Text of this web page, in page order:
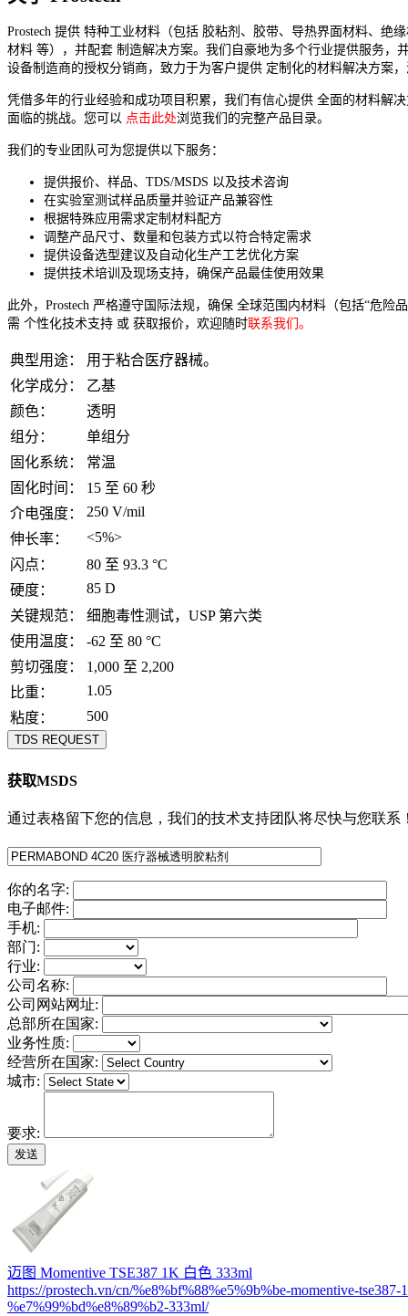
Prostech 提供 特种工业材料（包括 胶粘剂、胶带、导热界面材料、绝
材料 等），并配套 制造解决方案。我们自豪地为多个行业提供服务，
设备制造商的授权分销商，致力于为客户提供 定制化的材料解决方案
凭借多年的行业经验和成功项目积累，我们有信心提供 全面的材料解
面临的挑战。您可以 点击此处浏览我们的完整产品目录。
我们的专业团队可为您提供以下服务：
提供报价、样品、TDS/MSDS 以及技术咨询
在实验室测试样品质量并验证产品兼容性
根据特殊应用需求定制材料配方
调整产品尺寸、数量和包装方式以符合特定需求
提供设备选型建议及自动化生产工艺优化方案
提供技术培训及现场支持，确保产品最佳使用效果
此外，Prostech 严格遵守国际法规，确保 全球范围内材料（包括“危险
需 个性化技术支持 或 获取报价，欢迎随时联系我们。
典型用途：
用于粘合医疗器械。
化学成分：
乙基
颜色：
透明
组分：
单组分
固化系统：
常温
固化时间：
15 至 60 秒
介电强度：
250 V/mil
伸长率：
<5%>
闪点：
80 至 93.3 °C
硬度：
85 D
关键规范：
细胞毒性测试，USP 第六类
使用温度：
-62 至 80 °C
剪切强度：
1,000 至 2,200
比重：
1.05
粘度：
500
TDS REQUEST
获取MSDS
通过表格留下您的信息，我们的技术支持团队将尽快与您联系
你的名字:
电子邮件:
手机:
部门:
行业:
公司名称:
公司网站网址:
总部所在国家:
业务性质:
经营所在国家:
城市:
要求:
迈图 Momentive TSE387 1K 白色 333ml
https://prostech.vn/cn/%e8%bf%88%e5%9b%be-momentive-tse387-
%e7%99%bd%e8%89%b2-333ml/